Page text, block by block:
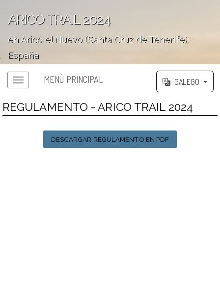
ARICO TRAIL 2024
en Arico el Nuevo (Santa Cruz de Tenerife),
España
';
MENÚ PRINCIPAL GALEGO
REGULAMENTO - ARICO TRAIL 2024
DESCARGAR REGULAMENTO EN PDF